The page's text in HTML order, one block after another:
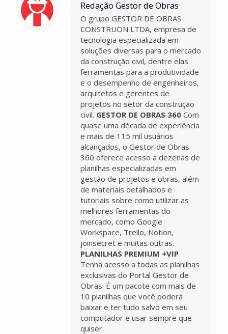
Redação Gestor de Obras
O grupo GESTOR DE OBRAS
CONSTRUON LTDA, empresa de
tecnologia especializada em
soluções diversas para o mercado
da construção civil, dentre elas
ferramentas para a produtividade
e o desempenho de engenheiros,
arquitetos e gerentes de
projetos no setor da construção
civil. GESTOR DE OBRAS 360 Com
quase uma década de experiência
e mais de 115 mil usuários
alcançados, o Gestor de Obras
360 oferece acesso a dezenas de
planilhas especializadas em
gestão de projetos e obras, além
de materiais detalhados e
tutoriais sobre como utilizar as
melhores ferramentas do
mercado, como Google
Workspace, Trello, Notion,
joinsecret e muitas outras.
PLANILHAS PREMIUM +VIP
Tenha acesso a todas as planilhas
exclusivas do Portal Gestor de
Obras. É um pacote com mais de
10 planilhas que você poderá
baixar e ter tudo salvo em seu
computador e usar sempre que
quiser.